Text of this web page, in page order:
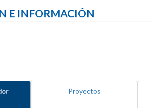
E INFORMACIÓN
Proyectos